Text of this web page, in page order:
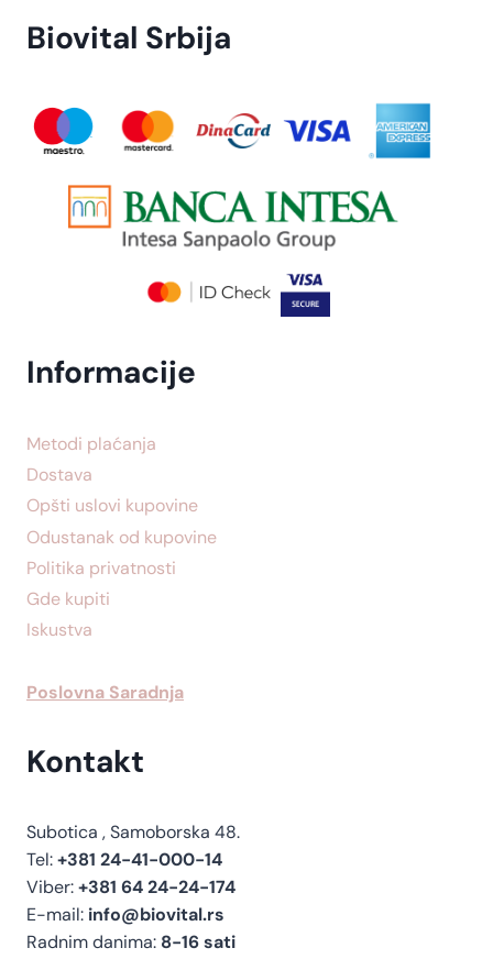
Biovital Srbija
Informacije
Metodi plaćanja
Dostava
Opšti uslovi kupovine
Odustanak od kupovine
Politika privatnosti
Gde kupiti
Iskustva
Poslovna Saradnja
Kontakt
Subotica , Samoborska 48.
Tel:+381 24-41-000-14
Viber:+381 64 24-24-174
E-mail: info@biovital.rs
Radnim danima: 8-16 sati